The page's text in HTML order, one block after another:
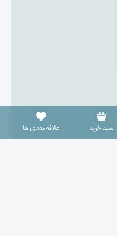
سبد خرید علاقه‌مندی ها